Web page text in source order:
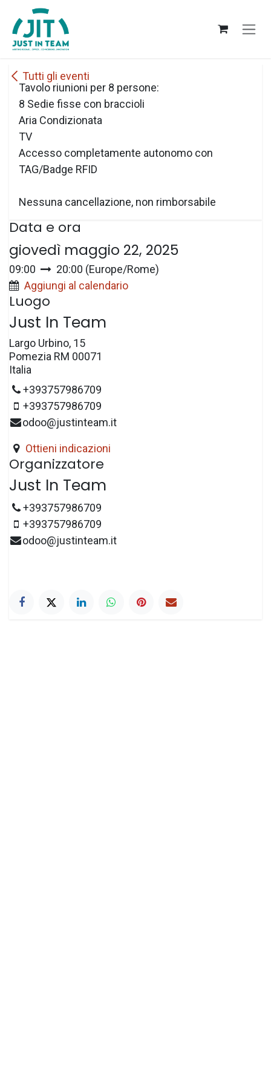
Passa al contenuto
Tutti gli eventi
Tavolo riunioni per 8 persone:
8 Sedie fisse con braccioli
Aria Condizionata
TV
Accesso completamente autonomo con
TAG/Badge RFID
Nessuna cancellazione, non rimborsabile
Data e ora
giovedì maggio 22, 2025
09:00 20:00 (Europe/Rome)
Aggiungi al calendario
Luogo
Just In Team
Largo Urbino, 15
Pomezia RM 00071
Italia
+393757986709
+393757986709
odoo@justinteam.it
Ottieni indicazioni
Organizzatore
Just In Team
+393757986709
+393757986709
odoo@justinteam.it